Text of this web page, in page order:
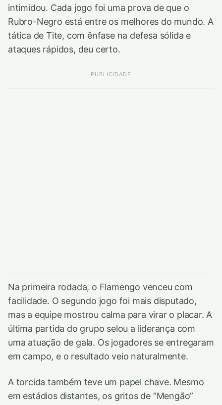
intimidou. Cada jogo foi uma prova de que o
Rubro-Negro está entre os melhores do mundo. A
tática de Tite, com ênfase na defesa sólida e
ataques rápidos, deu certo.
PUBLICIDADE
Na primeira rodada, o Flamengo venceu com
facilidade. O segundo jogo foi mais disputado,
mas a equipe mostrou calma para virar o placar. A
última partida do grupo selou a liderança com
uma atuação de gala. Os jogadores se entregaram
em campo, e o resultado veio naturalmente.
A torcida também teve um papel chave. Mesmo
em estádios distantes, os gritos de “Mengão”